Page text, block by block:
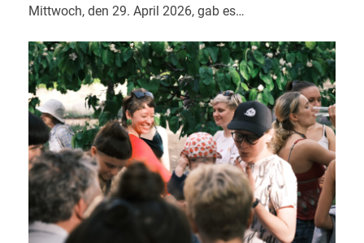
Mittwoch, den 29. April 2026, gab es…